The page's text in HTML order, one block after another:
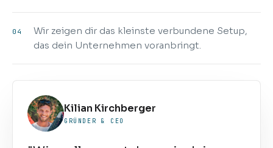
04
Wir zeigen dir das kleinste verbundene Setup,
das dein Unternehmen voranbringt.
Kilian Kirchberger
GRÜNDER & CEO